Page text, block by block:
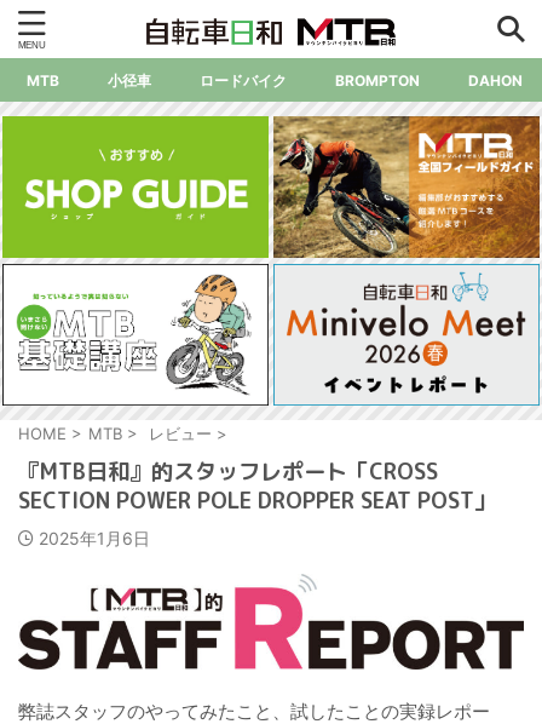
MTB 小径車 ロードバイク BROMPTON DAHON
HOME > MTB > レビュー >
『MTB日和』的スタッフレポート「CROSS
SECTION POWER POLE DROPPER SEAT POST」
2025年1月6日
弊誌スタッフのやってみたこと、試したことの実録レポー